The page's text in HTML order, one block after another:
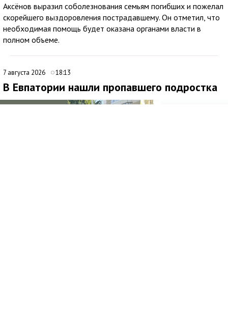
Аксёнов выразил соболезнования семьям погибших и пожелал
скорейшего выздоровления пострадавшему. Он отметил, что
необходимая помощь будет оказана органами власти в
полном объеме.
7 августа 2026 18:13
В Евпатории нашли пропавшего подростка